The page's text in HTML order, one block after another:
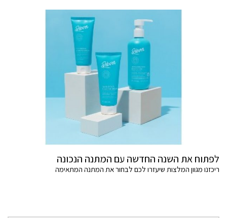
לפתוח את השנה החדשה עם המתנה הנכונה
ריכזנו מגוון המלצות שיעזרו לכם לבחור את המתנה המתאימה